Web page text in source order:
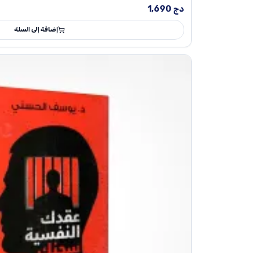
1,690 دج
إضافة إلى السلة